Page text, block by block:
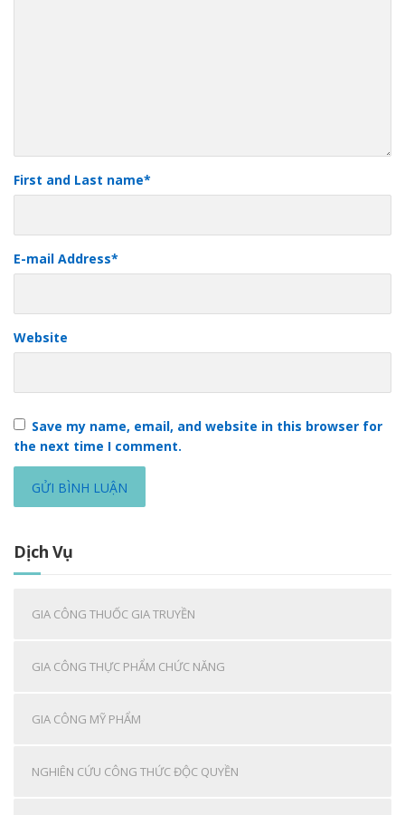
First and Last name*
E-mail Address*
Website
Save my name, email, and website in this browser for
the next time I comment.
Dịch Vụ
GIA CÔNG THUỐC GIA TRUYỀN
GIA CÔNG THỰC PHẨM CHỨC NĂNG
GIA CÔNG MỸ PHẨM
NGHIÊN CỨU CÔNG THỨC ĐỘC QUYỀN